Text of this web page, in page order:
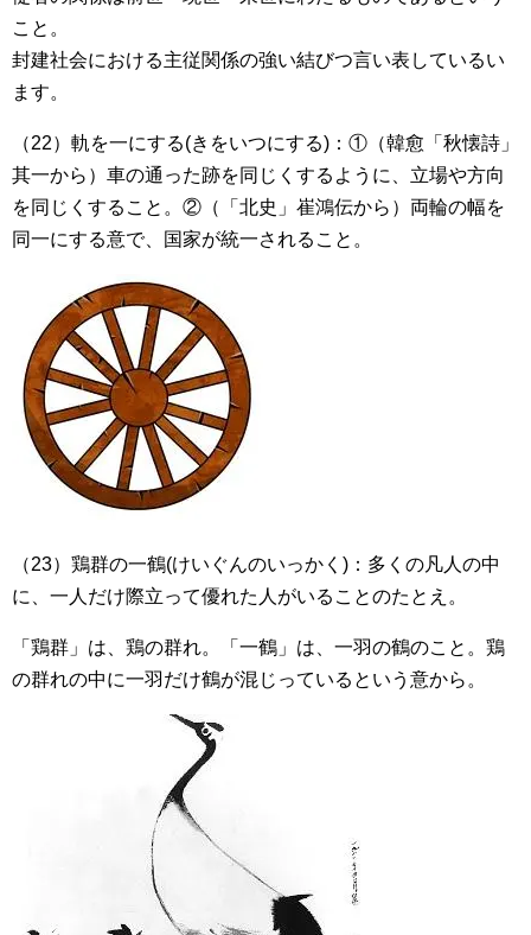
こと。
封建社会における主従関係の強い結びつ言い表しているい
ます。
（22）軌を一にする(きをいつにする)：①（韓愈「秋懐詩」
其一から）車の通った跡を同じくするように、立場や方向
を同じくすること。②（「北史」崔鴻伝から）両輪の幅を
同一にする意で、国家が統一されること。
（23）鶏群の一鶴(けいぐんのいっかく)：多くの凡人の中
に、一人だけ際立って優れた人がいることのたとえ。
「鶏群」は、鶏の群れ。「一鶴」は、一羽の鶴のこと。鶏
の群れの中に一羽だけ鶴が混じっているという意から。